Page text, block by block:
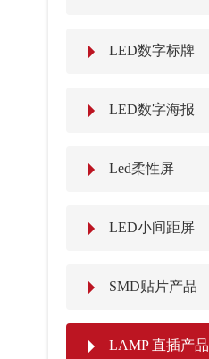
LED数字标牌
LED数字海报
Led柔性屏
LED小间距屏
SMD贴片产品
LAMP 直插产品